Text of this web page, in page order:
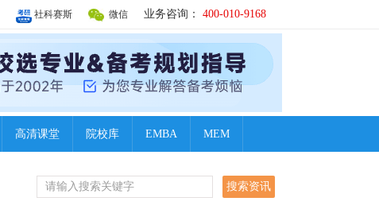
业务咨询： 400-010-9168
微信
社科赛斯
高清课堂 院校库 EMBA MEM